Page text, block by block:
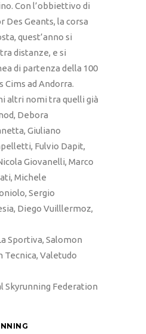
Con l’obbiettivo di
Des Geants, la corsa
quest’anno si
distanze, e si
di partenza della 100
Cims ad Andorra.
altri nomi tra quelli già
Debora
Giuliano
Fulvio Dapit,
Giovanelli, Marco
Michele
Sergio
Diego Vuilllermoz,
Sportiva, Salomon
Tecnica, Valetudo
Skyrunning Federation